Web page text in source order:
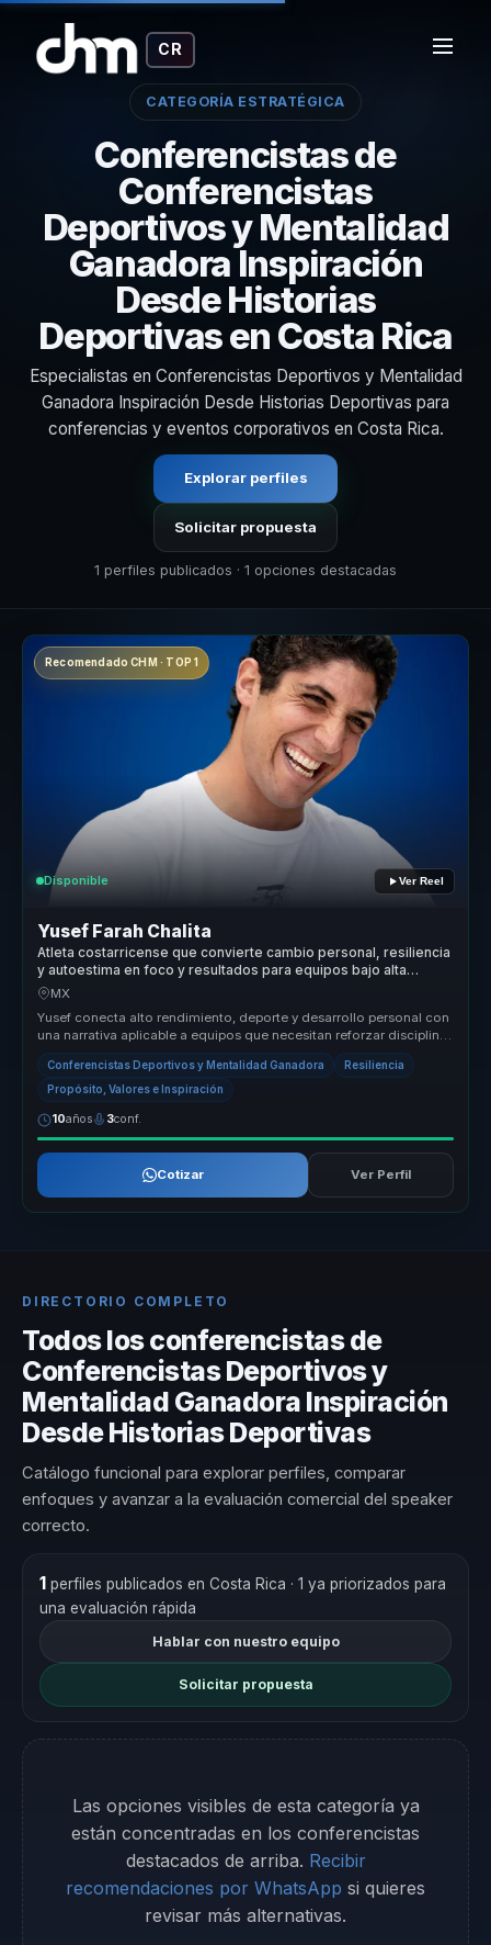
CR
CATEGORÍA ESTRATÉGICA
Conferencistas de
Conferencistas
Deportivos y Mentalidad
Ganadora Inspiración
Desde Historias
Deportivas en Costa Rica
Especialistas en Conferencistas Deportivos y Mentalidad
Ganadora Inspiración Desde Historias Deportivas para
conferencias y eventos corporativos en Costa Rica.
Explorar perfiles
Solicitar propuesta
1 perfiles publicados · 1 opciones destacadas
Recomendado CHM · TOP 1
Disponible Ver Reel
Yusef Farah Chalita
Atleta costarricense que convierte cambio personal, resiliencia
y autoestima en foco y resultados para equipos bajo alta
presion.
MX
Yusef conecta alto rendimiento, deporte y desarrollo personal con
una narrativa aplicable a equipos que necesitan reforzar disciplina,
re...
Conferencistas Deportivos y Mentalidad Ganadora Resiliencia
Propósito, Valores e Inspiración
10años 3conf.
Cotizar Ver Perfil
DIRECTORIO COMPLETO
Todos los conferencistas de
Conferencistas Deportivos y
Mentalidad Ganadora Inspiración
Desde Historias Deportivas
Catálogo funcional para explorar perfiles, comparar
enfoques y avanzar a la evaluación comercial del speaker
correcto.
1 perfiles publicados en Costa Rica · 1 ya priorizados para
una evaluación rápida
Hablar con nuestro equipo
Solicitar propuesta
Las opciones visibles de esta categoría ya
están concentradas en los conferencistas
destacados de arriba. Recibir
recomendaciones por WhatsApp si quieres
revisar más alternativas.